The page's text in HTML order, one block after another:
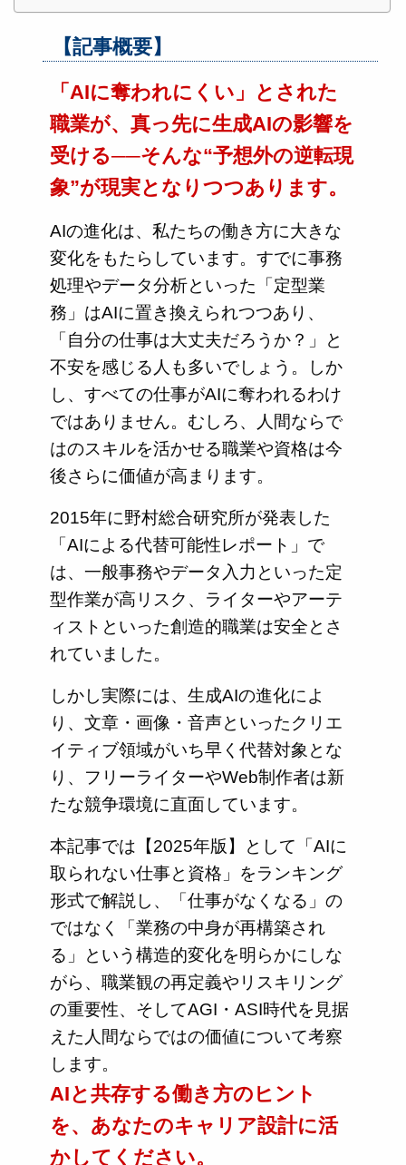
【記事概要】
「AIに奪われにくい」とされた
職業が、真っ先に生成AIの影響を
受ける──そんな“予想外の逆転現
象”が現実となりつつあります。
AIの進化は、私たちの働き方に大きな
変化をもたらしています。すでに事務
処理やデータ分析といった「定型業
務」はAIに置き換えられつつあり、
「自分の仕事は大丈夫だろうか？」と
不安を感じる人も多いでしょう。しか
し、すべての仕事がAIに奪われるわけ
ではありません。むしろ、人間ならで
はのスキルを活かせる職業や資格は今
後さらに価値が高まります。
2015年に野村総合研究所が発表した
「AIによる代替可能性レポート」で
は、一般事務やデータ入力といった定
型作業が高リスク、ライターやアーテ
ィストといった創造的職業は安全とさ
れていました。
しかし実際には、生成AIの進化によ
り、文章・画像・音声といったクリエ
イティブ領域がいち早く代替対象とな
り、フリーライターやWeb制作者は新
たな競争環境に直面しています。
本記事では【2025年版】として「AIに
取られない仕事と資格」をランキング
形式で解説し、「仕事がなくなる」の
ではなく「業務の中身が再構築され
る」という構造的変化を明らかにしな
がら、職業観の再定義やリスキリング
の重要性、そしてAGI・ASI時代を見据
えた人間ならではの価値について考察
します。
AIと共存する働き方のヒント
を、あなたのキャリア設計に活
かしてください。